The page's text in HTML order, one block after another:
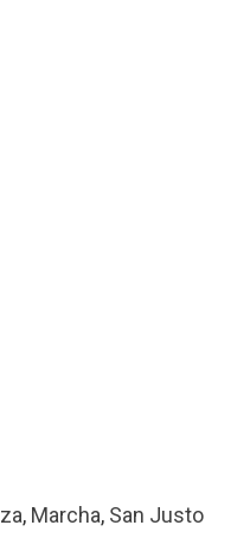
, Marcha, San Justo